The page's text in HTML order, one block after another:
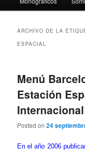
ARCHIVO DE LA
ESPACIAL
Menú
Estación
Posted on24
En el año 2006